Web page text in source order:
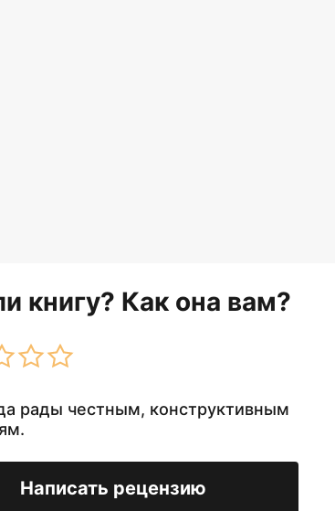
книгу? Как она вам?
рады честным, конструктивным
Написать рецензию